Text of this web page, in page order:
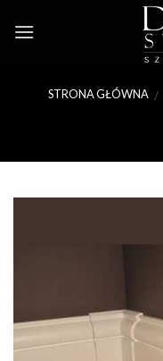
STRONA GŁÓWNA /